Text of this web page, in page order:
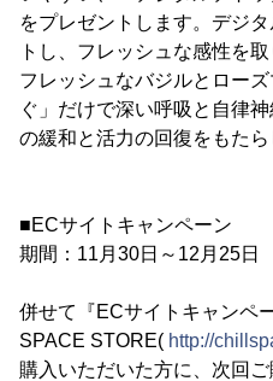
をプレゼントします。デジ
トし、フレッシュな感性を
フレッシュなバジルとロー
ぐ」だけで深い呼吸と自律
の緩和と活力の回復をもたら
■ECサイトキャンペーン
期間：11月30日～12月25日
併せて『ECサイトキャンペ
SPACE STORE( http://
購入いただいた方に、次回